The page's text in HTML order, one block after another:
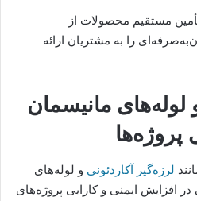
مستقیم محصولات از
را به مشتریان ارائه
مانیسمان
پروژه‌ها
لرزه‌گیر آکاردئونی و لوله‌های
نقش مهمی در افزایش ایمنی و کارایی پروژه‌های